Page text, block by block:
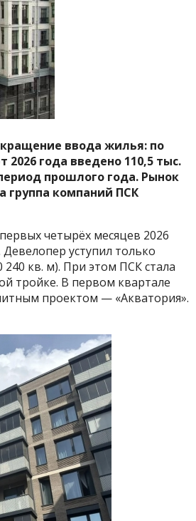
ввода жилья: по
года введено 110,5 тыс.
прошлого года. Рынок
группа компаний ПСК
четырёх месяцев 2026
уступил только
кв. м). При этом ПСК стала
тройке. В первом квартале
проектом — «Акватория».